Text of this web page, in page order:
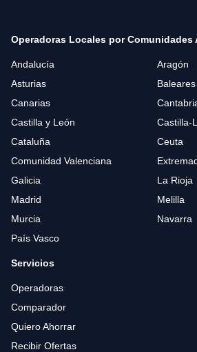
Operadoras Locales por Comunidades
Andalucía
Aragón
Asturias
Baleares
Canarias
Castilla y León
Castilla-
Cataluña
Ceuta
Comunidad Valenciana
Galicia
La Rioja
Madrid
Melilla
Murcia
Navarra
País Vasco
Servicios
Operadoras
Comparador
Quiero Ahorrar
Recibir Ofertas